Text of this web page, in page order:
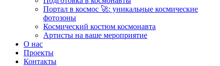
Портал в космос 🚀: уникальные космические
фотозоны
Космический костюм космонавта
Артисты на ваше мероприятие
О нас
Проекты
Контакты